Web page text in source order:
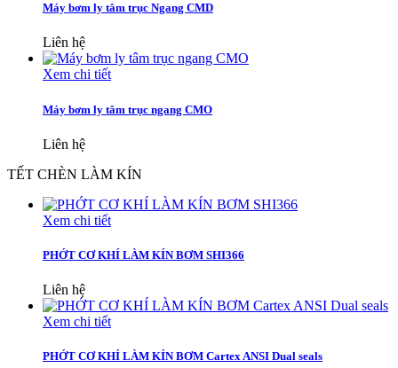
Máy bơm ly tâm trục Ngang CMD
Liên hệ
Xem chi tiết
Máy bơm ly tâm trục ngang CMO
Liên hệ
TẾT CHÈN LÀM KÍN
Xem chi tiết
PHỚT CƠ KHÍ LÀM KÍN BƠM SHI366
Liên hệ
Xem chi tiết
PHỚT CƠ KHÍ LÀM KÍN BƠM Cartex ANSI Dual seals